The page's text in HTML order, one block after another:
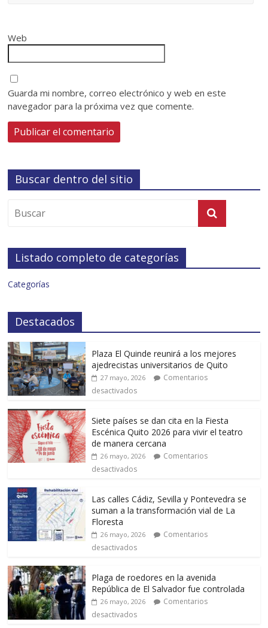
Web
Guarda mi nombre, correo electrónico y web en este
navegador para la próxima vez que comente.
Buscar dentro del sitio
Listado completo de categorías
Categorías
Destacados
Plaza El Quinde reunirá a los mejores
ajedrecistas universitarios de Quito
27 mayo, 2026
Comentarios
desactivados
Siete países se dan cita en la Fiesta
Escénica Quito 2026 para vivir el teatro
de manera cercana
26 mayo, 2026
Comentarios
desactivados
Las calles Cádiz, Sevilla y Pontevedra se
suman a la transformación vial de La
Floresta
26 mayo, 2026
Comentarios
desactivados
Plaga de roedores en la avenida
República de El Salvador fue controlada
26 mayo, 2026
Comentarios
desactivados